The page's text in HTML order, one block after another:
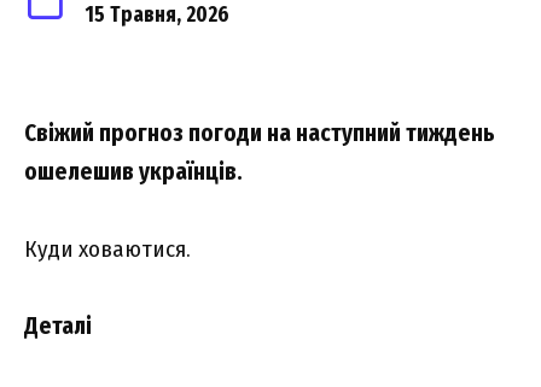
15 Травня, 2026
Свіжий прогноз погоди на наступний тиждень
ошелешив українців.
Куди ховаютися.
Деталі